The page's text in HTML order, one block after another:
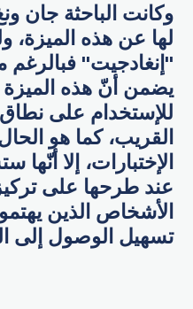
وكانت الباحثة جان
لها عن هذه الميزة،
"إنغادجيت"
يضمن أنّ هذه
للإستخدام على
القريب، كما هو
الإختبارات، إلا
عند طرحها على
الأشخاص الذين
تسهيل الوصول إلى